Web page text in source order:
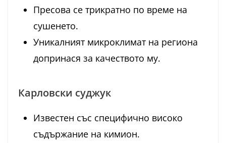
Пресова се трикратно по време на
сушенето.
Уникалният микроклимат на региона
допринася за качеството му.
Карловски суджук
Известен със специфично високо
съдържание на кимион.